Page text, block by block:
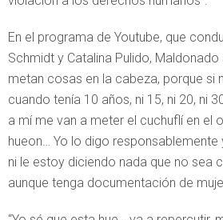
En el programa de Youtube, que
Schmidt y Catalina Pulido,
metan cosas en la cabeza, porque si
cuando tenía 10 años, ni 15, ni 20, ni
a mí me van a meter el cuchuflí en el
hueon… Yo lo digo
ni le estoy diciendo nada que no sea
aunque tenga documentación de